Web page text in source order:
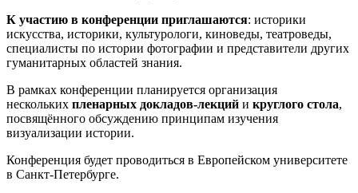
К участию в конференции приглашаются: историки
искусства, историки, культурологи, киноведы, театроведы,
специалисты по истории фотографии и представители других
гуманитарных областей знания.
В рамках конференции планируется организация
нескольких пленарных докладов-лекций и круглого стола,
посвящённого обсуждению принципам изучения
визуализации истории.
Конференция будет проводиться в Европейском университете
в Санкт-Петербурге.